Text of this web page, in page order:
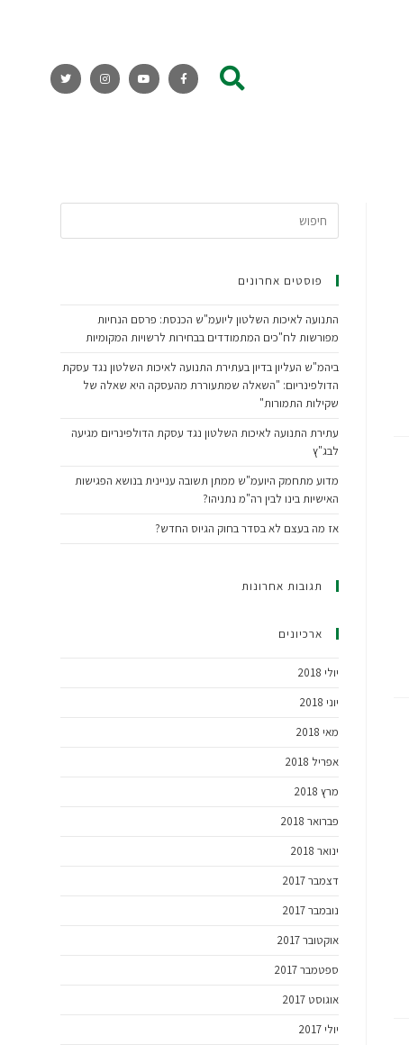
פוסטים אחרונים
התנועה לאיכות השלטון ליועמ"ש הכנסת: פרסם הנחיות
מפורשות לח"כים המתמודדים בבחירות לרשויות המקומיות
ביהמ"ש העליון בדיון בעתירת התנועה לאיכות השלטון נגד עסקת
הדולפינריום: "השאלה שמתעוררת מהעסקה היא שאלה של
שקילות התמורות"
עתירת התנועה לאיכות השלטון נגד עסקת הדולפינריום מגיעה
לבג"ץ
מדוע מתחמק היועמ"ש ממתן תשובה עניינית בנושא הפגישות
האישיות בינו לבין רה"מ נתניהו?
אז מה בעצם לא בסדר בחוק הגיוס החדש?
תגובות אחרונות
ארכיונים
יולי 2018
יוני 2018
מאי 2018
אפריל 2018
מרץ 2018
פברואר 2018
ינואר 2018
דצמבר 2017
נובמבר 2017
אוקטובר 2017
ספטמבר 2017
אוגוסט 2017
יולי 2017